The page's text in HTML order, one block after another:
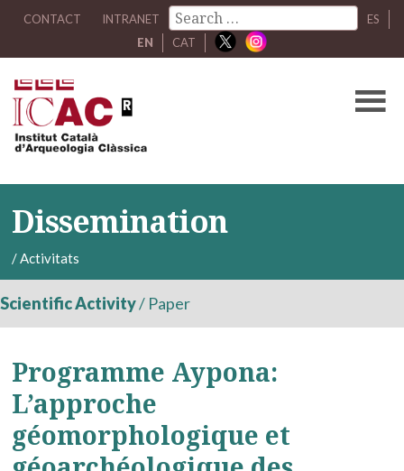
CONTACT INTRANET
ES
EN
CAT
Dissemination
/Activitats
Scientific Activity/ Paper
Programme Aypona:
L’approche
géomorphologique et